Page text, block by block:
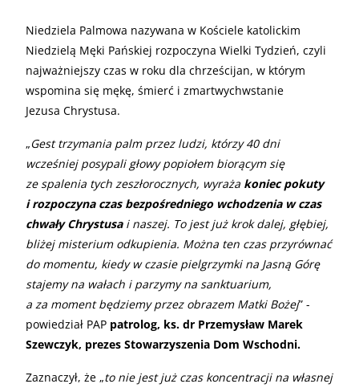
Niedziela Palmowa nazywana w Kościele katolickim
Niedzielą Męki Pańskiej rozpoczyna Wielki Tydzień, czyli
najważniejszy czas w roku dla chrześcijan, w którym
wspomina się mękę, śmierć i zmartwychwstanie
Jezusa Chrystusa.
„Gest trzymania palm przez ludzi, którzy 40 dni
wcześniej posypali głowy popiołem biorącym się
ze spalenia tych zeszłorocznych, wyraża koniec pokuty
i rozpoczyna czas bezpośredniego wchodzenia w czas
chwały Chrystusai naszej. To jest już krok dalej, głębiej,
bliżej misterium odkupienia. Można ten czas przyrównać
do momentu, kiedy w czasie pielgrzymki na Jasną Górę
stajemy na wałach i parzymy na sanktuarium,
a za moment będziemy przez obrazem Matki Bożej” -
powiedział PAP patrolog, ks. dr Przemysław Marek
Szewczyk, prezes Stowarzyszenia Dom Wschodni.
Zaznaczył, że „to nie jest już czas koncentracji na własnej